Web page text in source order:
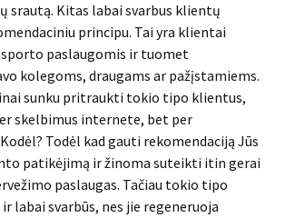
srautą. Kitas labai svarbus klientų
principu. Tai yra klientai
paslaugomis ir tuomet
kolegoms, draugams ar pažįstamiems.
sunku pritraukti tokio tipo klientus,
skelbimus internete, bet per
Todėl kad gauti rekomendaciją Jūs
patikėjimą ir žinoma suteikti itin gerai
paslaugas. Tačiau tokio tipo
labai svarbūs, nes jie regeneruoja